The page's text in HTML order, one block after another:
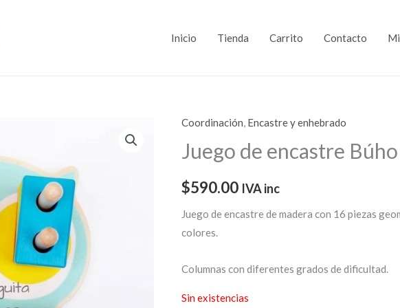
Inicio Tienda Carrito Contacto
Coordinación, Encastre y enhebrado
Juego de encastre Búho
$590.00 IVA inc
Juego de encastre de madera con 16 piezas
colores.
Columnas con diferentes grados de dificultad.
Sin existencias